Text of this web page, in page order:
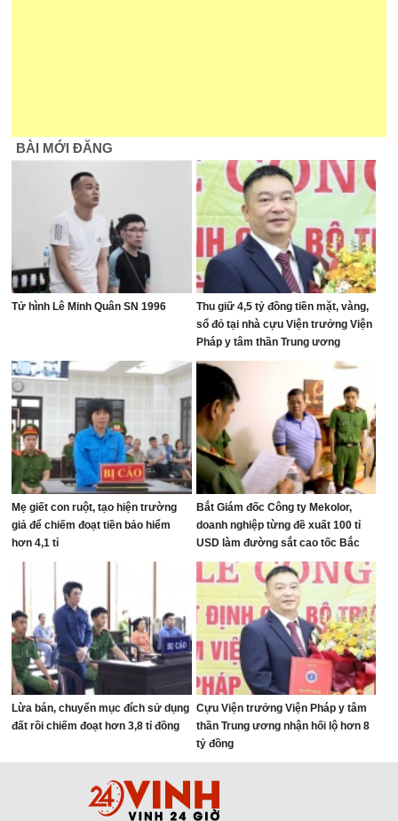
BÀI MỚI ĐĂNG
Tử hình Lê Minh Quân SN 1996
Thu giữ 4,5 tỷ đồng tiền mặt, vàng,
sổ đỏ tại nhà cựu Viện trưởng Viện
Pháp y tâm thần Trung ương
Mẹ giết con ruột, tạo hiện trường
giả để chiếm đoạt tiền bảo hiểm
hơn 4,1 tỉ
Bắt Giám đốc Công ty Mekolor,
doanh nghiệp từng đề xuất 100 tỉ
USD làm đường sắt cao tốc Bắc
Nam
Lừa bán, chuyển mục đích sử dụng
đất rồi chiếm đoạt hơn 3,8 tỉ đồng
Cựu Viện trưởng Viện Pháp y tâm
thần Trung ương nhận hối lộ hơn 8
tỷ đồng